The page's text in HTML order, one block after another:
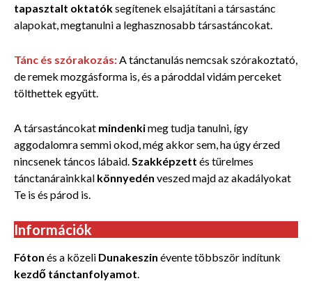
tapasztalt oktatóksegítenek elsajátítani a társastánc
alapokat, megtanulni a leghasznosabb társastáncokat.
Tánc és szórakozás:A tánctanulás nemcsak szórakoztató,
de remek mozgásforma is, és a pároddal vidám perceket
tölthettek együtt.
A társastáncokat mindenkimeg tudja tanulni, így
aggodalomra semmi okod, még akkor sem, ha úgy érzed
nincsenek táncos lábaid.Szakképzett és türelmes
tánctanárainkkal könnyedén veszed majd az akadályokat
Te is és párod is.
Információk
Fóton és a közeli Dunakeszin évente többször indítunk
kezdő tánctanfolyamot.